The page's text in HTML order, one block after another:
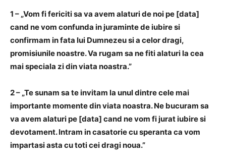
1 – „Vom fi fericiti sa va avem alaturi de noi pe [data]
cand ne vom confunda in juraminte de iubire si
confirmam in fata lui Dumnezeu si a celor dragi,
promisiunile noastre. Va rugam sa ne fiti alaturi la cea
mai speciala zi din viata noastra.”
2 – „Te sunam sa te invitam la unul dintre cele mai
importante momente din viata noastra. Ne bucuram sa
va avem alaturi pe [data] cand ne vom fi jurat iubire si
devotament. Intram in casatorie cu speranta ca vom
impartasi asta cu toti cei dragi noua.”